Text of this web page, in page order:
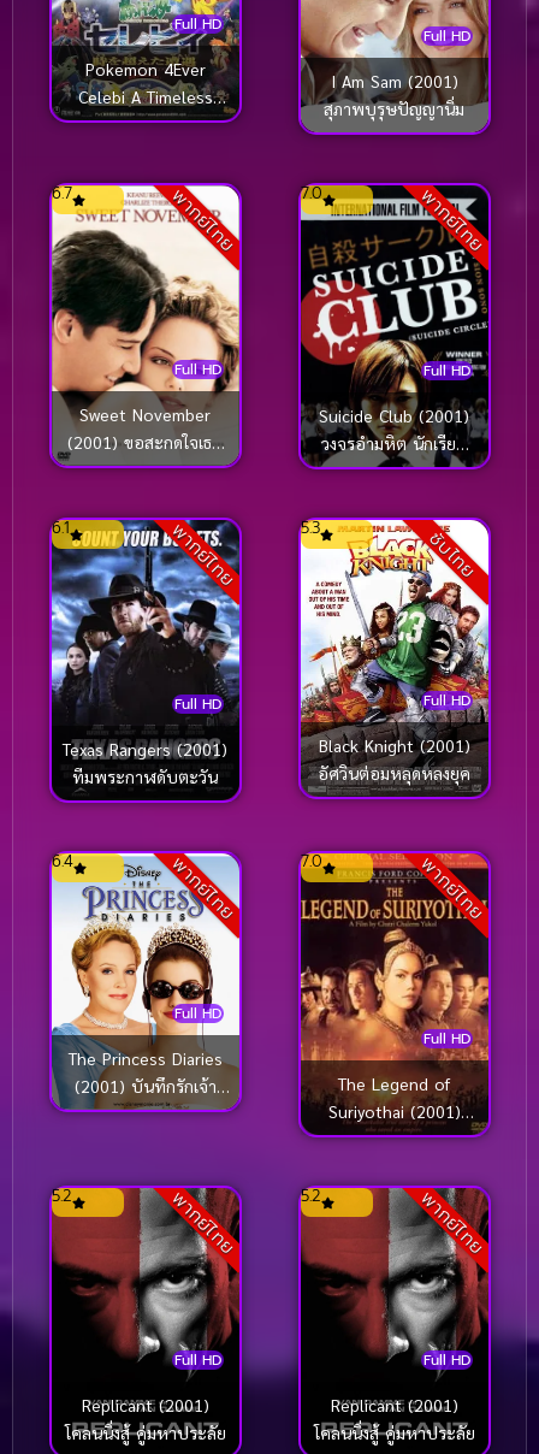
Full HD
Pokemon 4Ever
Celebi A Timeless
Encounter (2001)
ย้อนเวลาตามล่าเซเลบี
Full HD
I Am Sam (2001)
สุภาพบุรุษปัญญานิ่ม
พากย์ไทย
Full HD
6.7
Sweet November
(2001) ขอสะกดใจเธอ
ชั่วนิรันดร์
พากย์ไทย
Full HD
7.0
Suicide Club (2001)
วงจรอำมหิต นักเรียน
พันธุ์โหด
พากย์ไทย
Full HD
6.1
Texas Rangers (2001)
ทีมพระกาฬดับตะวัน
ซับไทย
Full HD
5.3
Black Knight (2001)
อัศวินต่อมหลุดหลงยุค
พากย์ไทย
Full HD
6.4
The Princess Diaries
(2001) บันทึกรักเจ้า
หญิงมือใหม่
พากย์ไทย
Full HD
7.0
The Legend of
Suriyothai (2001)
สุริโยไท
พากย์ไทย
Full HD
5.2
Replicant (2001)
โคลนนิ่งสู้ คู่มหาประลัย
พากย์ไทย
Full HD
5.2
Replicant (2001)
โคลนนิ่งสู้ คู่มหาประลัย